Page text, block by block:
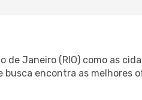
de Janeiro (RIO) como as
busca encontra as melhores